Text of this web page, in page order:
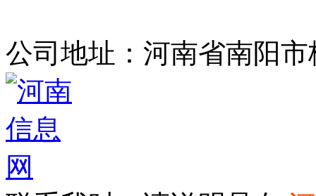
公司地址：河南省南阳